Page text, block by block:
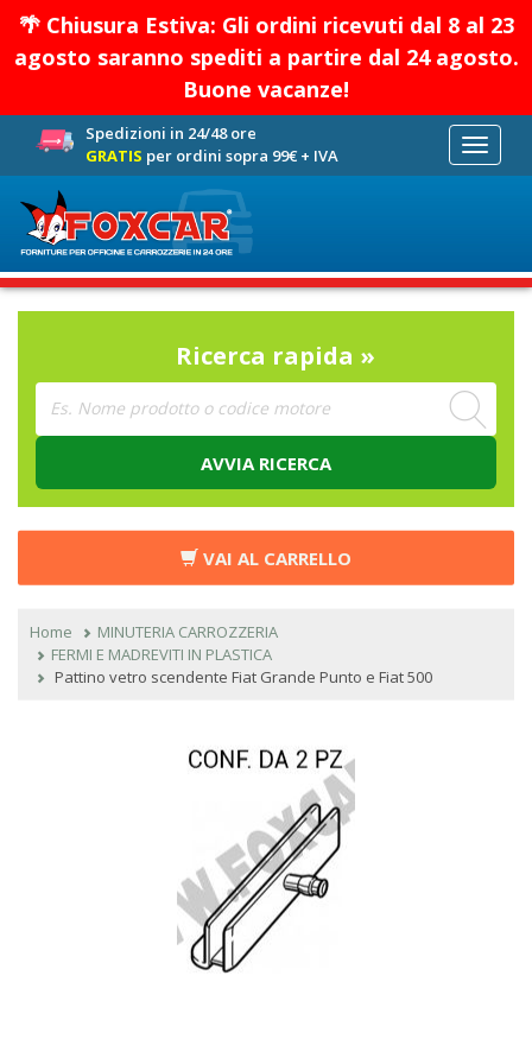
🌴 Chiusura Estiva: Gli ordini ricevuti dal 8 al 23
agosto saranno spediti a partire dal 24 agosto.
Buone vacanze!
Spedizioni in 24/48 ore
GRATIS per ordini sopra 99€ + IVA
Toggle
Ricerca rapida »
AVVIA RICERCA
VAI AL CARRELLO
Home
MINUTERIA CARROZZERIA
FERMI E MADREVITI IN PLASTICA
Pattino vetro scendente Fiat Grande Punto e Fiat 500